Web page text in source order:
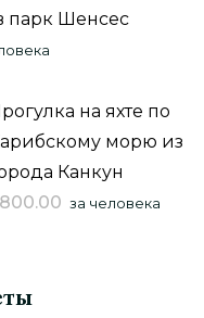
парк Шенсес
на яхте по
морю из
Канкун
800.00 за человека